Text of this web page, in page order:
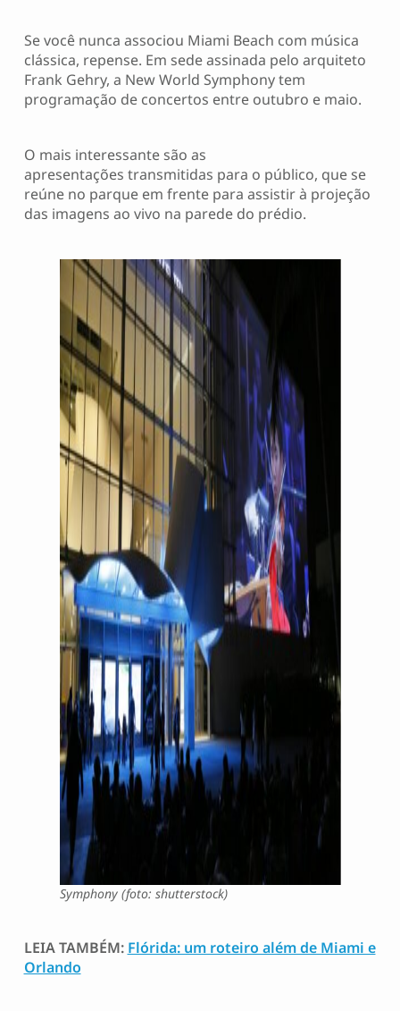
Se você nunca associou Miami Beach com música
clássica, repense. Em sede assinada pelo arquiteto
Frank Gehry, a New World Symphony tem
programação de concertos entre outubro e maio.
O mais interessante são as
apresentações transmitidas para o público, que se
reúne no parque em frente para assistir à projeção
das imagens ao vivo na parede do prédio.
Symphony (foto: shutterstock)
LEIA TAMBÉM: Flórida: um roteiro além de Miami e
Orlando